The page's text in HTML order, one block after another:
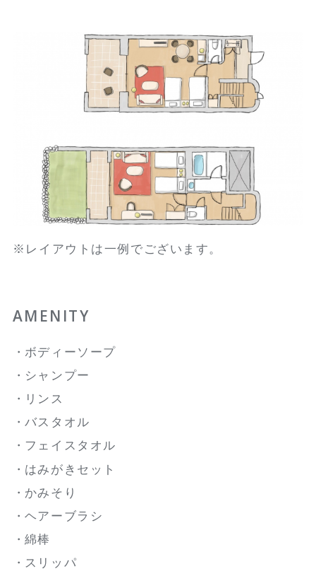
※レイアウトは一例でございます。
AMENITY
ボディーソープ
シャンプー
リンス
バスタオル
フェイスタオル
はみがきセット
かみそり
ヘアーブラシ
綿棒
スリッパ